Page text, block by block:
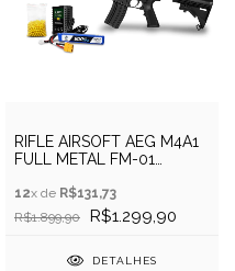
RIFLE AIRSOFT AEG M4A1
FULL METAL FM-01
12x de R$131,73
R$1.899,90
R$1.299,90
DETALHES